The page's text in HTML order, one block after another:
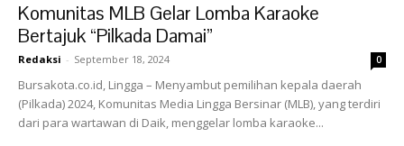
Komunitas MLB Gelar Lomba Karaoke
Bertajuk “Pilkada Damai”
Redaksi - September 18, 2024 0
Bursakota.co.id, Lingga – Menyambut pemilihan kepala daerah
(Pilkada) 2024, Komunitas Media Lingga Bersinar (MLB), yang terdiri
dari para wartawan di Daik, menggelar lomba karaoke...